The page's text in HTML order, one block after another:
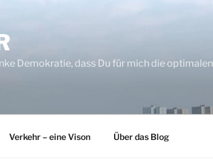
Demokratie, dass Du für mich die optimalen
Verkehr – eine Vison Über das Blog